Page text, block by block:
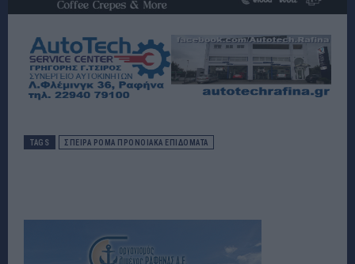
TAGS ΣΠΕΙΡΑ ΡΟΜΑ ΠΡΟΝΟΙΑΚΑ ΕΠΙΔΟΜΑΤΑ